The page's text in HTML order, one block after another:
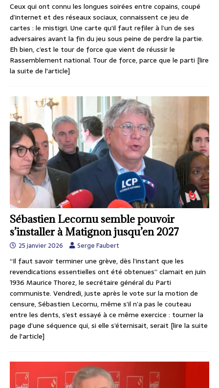
Ceux qui ont connu les longues soirées entre copains, coupé
d’internet et des réseaux sociaux, connaissent ce jeu de
cartes : le mistigri. Une carte qu’il faut refiler à l’un de ses
adversaires avant la fin du jeu sous peine de perdre la partie.
Eh bien, c’est le tour de force que vient de réussir le
Rassemblement national. Tour de force, parce que le parti [lire
la suite de l'article]
Sébastien Lecornu semble pouvoir
s’installer à Matignon jusqu’en 2027
25 janvier 2026 Serge Faubert
“Il faut savoir terminer une grève, dès l’instant que les
revendications essentielles ont été obtenues” clamait en juin
1936 Maurice Thorez, le secrétaire général du Parti
communiste. Vendredi, juste après le vote sur la motion de
censure, Sébastien Lecornu, même s’il n’a pas le couteau
entre les dents, s’est essayé à ce même exercice : tourner la
page d’une séquence qui, si elle s’éternisait, serait [lire la suite
de l'article]